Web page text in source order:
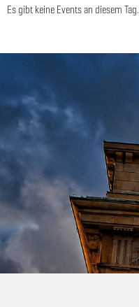
Es gibt keine Events an diesem Tag.